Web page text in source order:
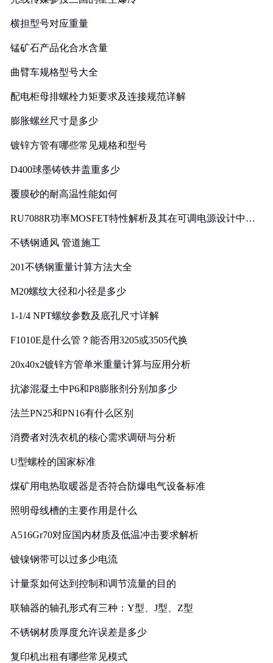
横担型号对应重量
锰矿石产品化合水含量
曲臂车规格型号大全
配电柜母排螺栓力矩要求及连接规范详解
膨胀螺丝尺寸是多少
镀锌方管有哪些常见规格和型号
D400球墨铸铁井盖重多少
覆膜砂的耐高温性能如何
RU7088R功率MOSFET特性解析及其在可调电源设计中的
不锈钢通风 管道施工
201不锈钢重量计算方法大全
M20螺纹大径和小径是多少
1-1/4 NPT螺纹参数及底孔尺寸详解
F1010E是什么管？能否用3205或3505代换
20x40x2镀锌方管单米重量计算与应用分析
抗渗混凝土中P6和P8膨胀剂分别加多少
法兰PN25和PN16有什么区别
消费者对洗衣机的核心需求调研与分析
U型螺栓的国家标准
煤矿用电热取暖器是否符合防爆电气设备标准
照明母线槽的主要作用是什么
A516Gr70对应国内材质及低温冲击要求解析
镀镍钢带可以过多少电流
计量泵如何达到控制和调节流量的目的
联轴器的轴孔形式有三种：Y型、J型、Z型
不锈钢材质厚度允许误差是多少
复印机出租有哪些常见模式